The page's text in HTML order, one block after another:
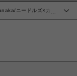
ニードルズ×カエ